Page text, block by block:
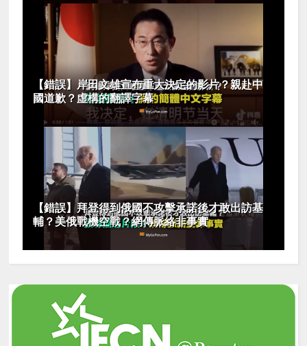
【錯誤】岸田文雄宣布重大決定的影片？親赴中
國道歉？虛構的翻譯字幕
【錯誤】拜登得到俄國不攻擊承諾後才敢出訪基
輔？美俄戰機空戰？網傳脈絡非事實